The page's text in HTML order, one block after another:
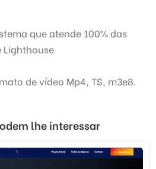
que atende 100% das
Lighthouse
de vídeo Mp4, TS, m3e8.
lhe interessar